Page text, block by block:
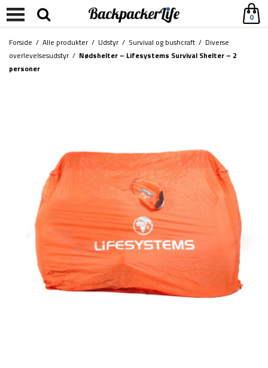
0
Forside / Alle produkter/ Udstyr/ Survival og bushcraft / Diverse
overlevelsesudstyr/ Nødshelter – Lifesystems Survival Shelter – 2
personer